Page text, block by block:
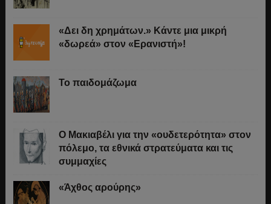
«Δει δη χρημάτων.» Κάντε μια μικρή
«δωρεά» στον «Ερανιστή»!
Το παιδομάζωμα
O Μακιαβέλι για την «ουδετερότητα» στον
πόλεμο, τα εθνικά στρατεύματα και τις
συμμαχίες
«Άχθος αρούρης»